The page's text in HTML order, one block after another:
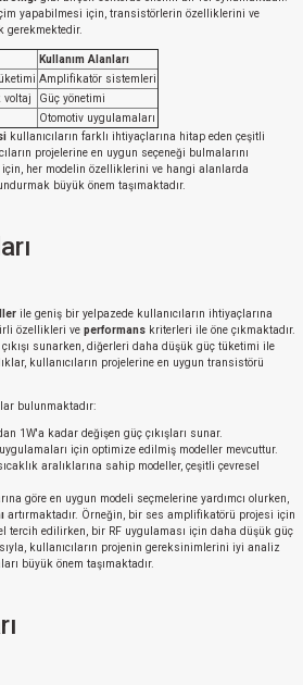
yapabilmesi için, transistörlerin özelliklerini ve
gerekmektedir.
Kullanım Alanları
Amplifikatör sistemleri
voltaj
Güç yönetimi
Otomotiv uygulamaları
kullanıcıların farklı ihtiyaçlarına hitap eden çeşitli
projelerine en uygun seçeneği bulmalarını
için, her modelin özelliklerini ve hangi alanlarda
büyük önem taşımaktadır.
ile geniş bir yelpazede kullanıcıların ihtiyaçlarına
özellikleri ve performans kriterleri ile öne çıkmaktadır.
sunarken, diğerleri daha düşük güç tüketimi ile
kullanıcıların projelerine en uygun transistörü
bulunmaktadır:
1W'a kadar değişen güç çıkışları sunar.
için optimize edilmiş modeller mevcuttur.
aralıklarına sahip modeller, çeşitli çevresel
göre en uygun modeli seçmelerine yardımcı olurken,
artırmaktadır. Örneğin, bir ses amplifikatörü projesi için
tercih edilirken, bir RF uygulaması için daha düşük güç
kullanıcıların projenin gereksinimlerini iyi analiz
büyük önem taşımaktadır.